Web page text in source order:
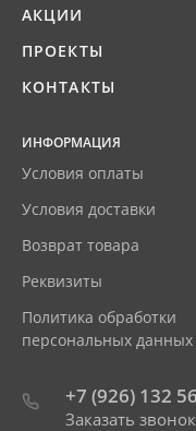
АКЦИИ
ПРОЕКТЫ
КОНТАКТЫ
ИНФОРМАЦИЯ
Условия оплаты
Условия доставки
Возврат товара
Реквизиты
Политика обработки
персональных данных
+7 (926) 132
Заказать звонок